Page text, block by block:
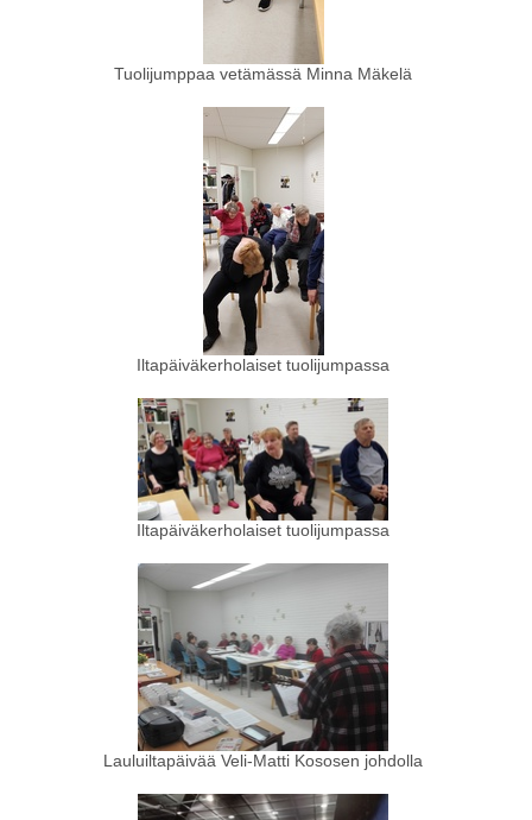
Tuolijumppaa vetämässä Minna Mäkelä
Iltapäiväkerholaiset tuolijumpassa
Iltapäiväkerholaiset tuolijumpassa
Lauluiltapäivää Veli-Matti Kososen johdolla